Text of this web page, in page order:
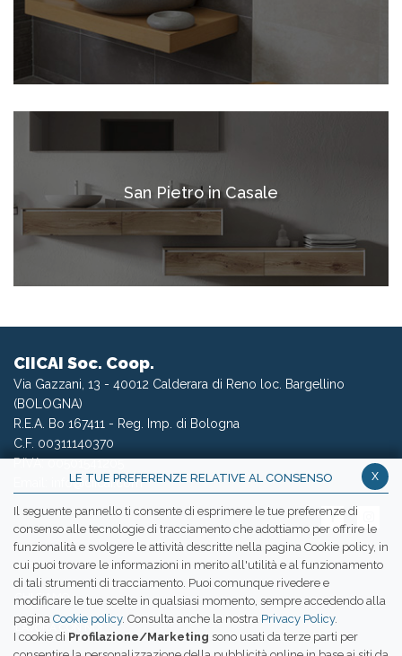
San Pietro in Casale
CIICAI Soc. Coop.
Via Gazzani, 13 - 40012 Calderara di Reno loc. Bargellino
(BOLOGNA)
R.E.A. Bo 167411 - Reg. Imp. di Bologna
C.F. 00311140370
P.IVA: 00501541205
info@ciicai.com
WETRANSFER CIICAI
CHI SIAMO
LAVORA CON NOI
x
LE TUE PREFERENZE RELATIVE AL CONSENSO
Il seguente pannello ti consente di esprimere le tue preferenze di
consenso alle tecnologie di tracciamento che adottiamo per offrire le
funzionalità e svolgere le attività descritte nella pagina Cookie policy, in
cui puoi trovare le informazioni in merito all'utilità e al funzionamento
di tali strumenti di tracciamento. Puoi comunque rivedere e
modificare le tue scelte in qualsiasi momento, sempre accedendo alla
pagina Cookie policy. Consulta anche la nostra Privacy Policy.
I cookie di Profilazione/Marketing sono usati da terze parti per